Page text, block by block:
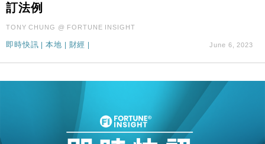
訂法例
TONY CHUNG @ FORTUNE INSIGHT
即時快訊 |本地 | 財經 | June 6, 2023